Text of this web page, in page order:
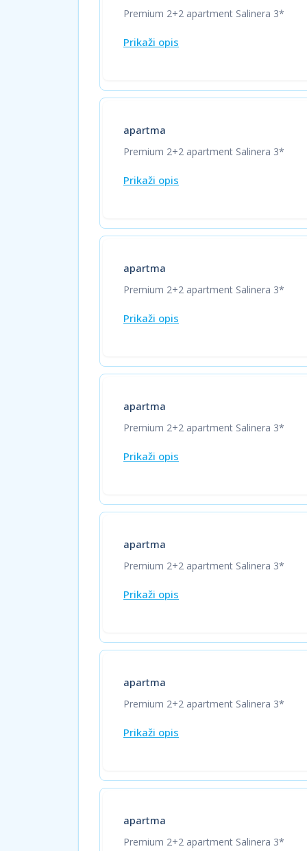
Premium 2+2 apartment Salinera 3*
Prikaži opis
apartma
Premium 2+2 apartment Salinera 3*
Prikaži opis
apartma
Premium 2+2 apartment Salinera 3*
Prikaži opis
apartma
Premium 2+2 apartment Salinera 3*
Prikaži opis
apartma
Premium 2+2 apartment Salinera 3*
Prikaži opis
apartma
Premium 2+2 apartment Salinera 3*
Prikaži opis
apartma
Premium 2+2 apartment Salinera 3*